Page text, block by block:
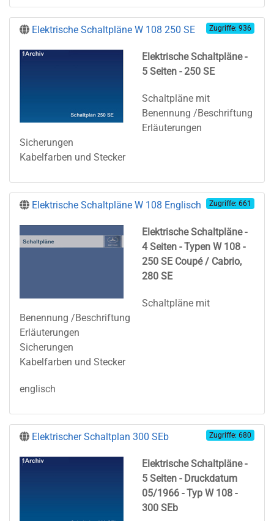
Elektrische Schaltpläne W 108 250 SE Zugriffe: 936
Elektrische Schaltpläne-
5 Seiten - 250 SE
Schaltpläne mit
Benennung /Beschriftung
Erläuterungen
Sicherungen
Kabelfarben und Stecker
Elektrische Schaltpläne W 108 Englisch Zugriffe: 661
Elektrische Schaltpläne-
4 Seiten - Typen W 108 -
250 SE Coupé / Cabrio,
280 SE
Schaltpläne mit
Benennung /Beschriftung
Erläuterungen
Sicherungen
Kabelfarben und Stecker
englisch
Elektrischer Schaltplan 300 SEb Zugriffe: 680
Elektrische Schaltpläne-
5 Seiten - Druckdatum
05/1966 - Typ W 108 -
300 SEb